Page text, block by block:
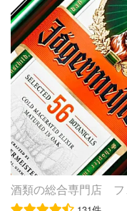
づくりを依頼。これ
特でユニークな“ピエ
トローの全てが体験
上も前から、国内外
史があります。150周
アントロー博物館＆
ターコミュニケーシ
「コアントロー」の
の歴史に残る広告な
ための施設です。フ
迎えしているこの施
ギャラリー」・「情
りませんので予めご
われておらず、カシ
されています。 商品
ート社 生産地フラン
数20.00度 ※ラベルの
像と異なる場合がご
ールとアルコール以
クール便を選択でき
欄の「その他のご要
24円（税込））。
酒類の総合専門店 フ